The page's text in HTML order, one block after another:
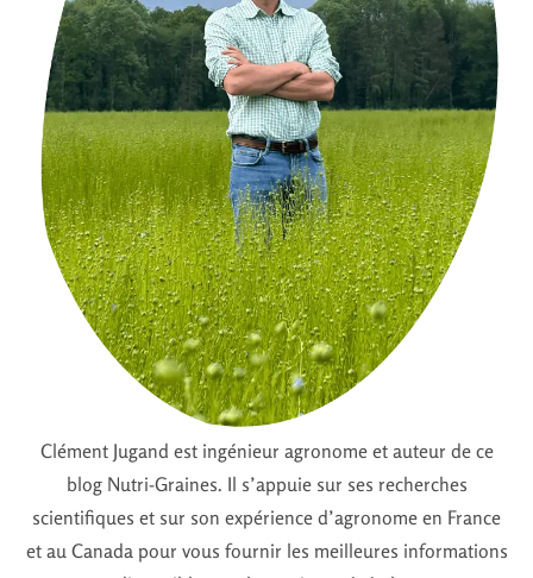
Clément Jugand est ingénieur agronome et auteur de ce
blog Nutri-Graines. Il s’appuie sur ses recherches
scientifiques et sur son expérience d’agronome en France
et au Canada pour vous fournir les meilleures informations